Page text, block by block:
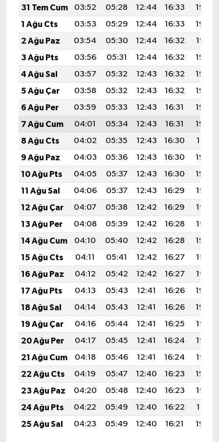
31 Tem Cum
03:52 05:28 12:44 16:33
19:49
1 Ağu Cts
03:53 05:29 12:44 16:33
19:48
2 Ağu Paz
03:54 05:30 12:44 16:32
19:47
3 Ağu Pts
03:56 05:31 12:44 16:32
19:46
4 Ağu Sal
03:57 05:32 12:43 16:32
19:45
5 Ağu Çar
03:58 05:32 12:43 16:32
19:44
6 Ağu Per
03:59 05:33 12:43 16:31
19:43
7 Ağu Cum
04:01 05:34 12:43 16:31
19:42
8 Ağu Cts
04:02 05:35 12:43 16:30
19:41
9 Ağu Paz
04:03 05:36 12:43 16:30
19:40
10 Ağu Pts
04:05 05:37 12:43 16:30
19:39
11 Ağu Sal
04:06 05:37 12:43 16:29
19:38
12 Ağu Çar
04:07 05:38 12:42 16:29
19:37
13 Ağu Per
04:08 05:39 12:42 16:28
19:35
14 Ağu Cum
04:10 05:40 12:42 16:28
19:34
15 Ağu Cts
04:11 05:41 12:42 16:27
19:33
16 Ağu Paz
04:12 05:42 12:42 16:27
19:32
17 Ağu Pts
04:13 05:43 12:41 16:26
19:30
18 Ağu Sal
04:14 05:43 12:41 16:26
19:29
19 Ağu Çar
04:16 05:44 12:41 16:25
19:28
20 Ağu Per
04:17 05:45 12:41 16:24
19:27
21 Ağu Cum
04:18 05:46 12:41 16:24
19:25
22 Ağu Cts
04:19 05:47 12:40 16:23
19:24
23 Ağu Paz
04:20 05:48 12:40 16:23
19:22
24 Ağu Pts
04:22 05:49 12:40 16:22
19:21
25 Ağu Sal
04:23 05:49 12:40 16:21 19:20